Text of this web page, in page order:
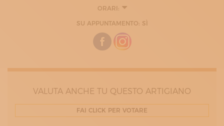
ORARI:
SU APPUNTAMENTO: SÌ
VALUTA ANCHE TU QUESTO ARTIGIANO
FAI CLICK PER VOTARE